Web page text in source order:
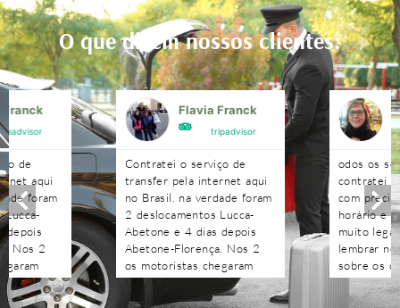
O que dizem nossos clientes:
Franck
de
aqui
foram
Lucca-
depois
Nos 2
Flavia Franck
tripadvisor
Contratei o serviço de
transfer pela internet aqui
no Brasil. na verdade foram
2 deslocamentos Lucca-
Abetone e 4 dias depois
Abetone-Florença. Nos 2
os motoristas chegaram
antes do horário
combinado, nos aguardaram
odos os
contratei
com
horário e
muito
lembrar
sobre os
agendados
às